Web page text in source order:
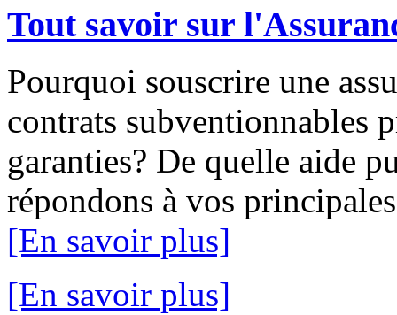
Tout savoir sur
Pourquoi souscrire une
contrats subventionnables
garanties? De quelle aide
répondons à vos
[En savoir plus]
[En savoir plus]